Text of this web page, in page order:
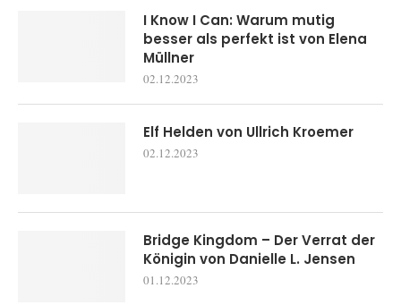
I Know I Can: Warum mutig
besser als perfekt ist von Elena
Müllner
02.12.2023
Elf Helden von Ullrich Kroemer
02.12.2023
Bridge Kingdom – Der Verrat der
Königin von Danielle L. Jensen
01.12.2023